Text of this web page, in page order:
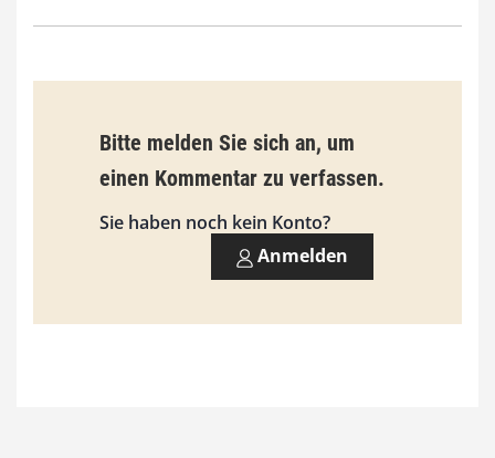
0
€
Bitte melden Sie sich an, um
einen Kommentar zu verfassen.
Sie haben noch kein Konto?
Anmelden